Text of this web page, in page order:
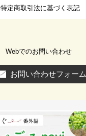
特定商取引法に基づく表記
Webでのお問い合わせ
お問い合わせフォーム